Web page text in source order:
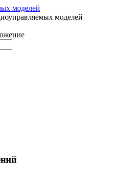
моделей